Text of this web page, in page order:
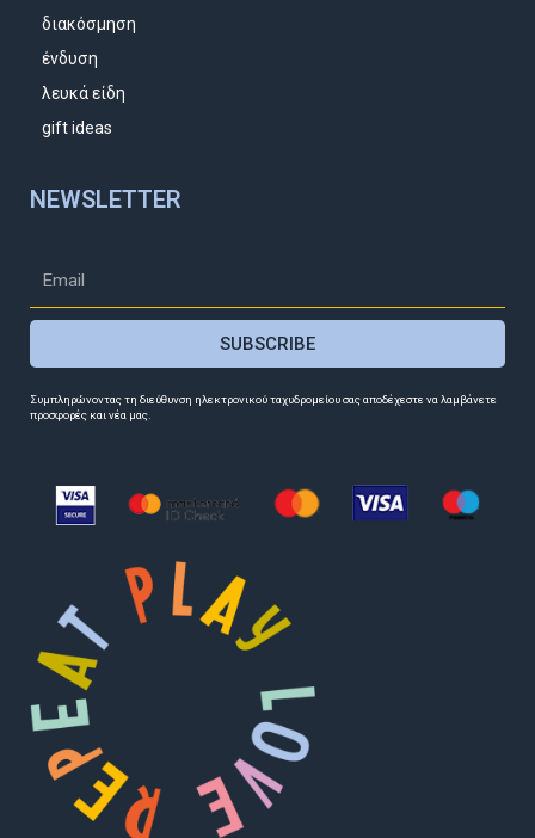
διακόσμηση
ένδυση
λευκά είδη
gift ideas
NEWSLETTER
SUBSCRIBE
Συμπληρώνοντας τη διεύθυνση ηλεκτρονικού ταχυδρομείου σας αποδέχεστε να λαμβάνετε
προσφορές και νέα μας.